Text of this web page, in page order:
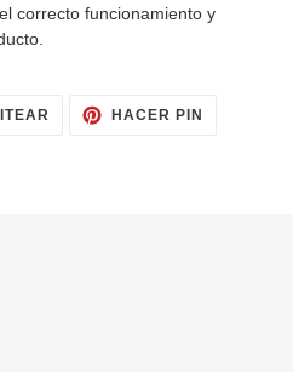
correcto funcionamiento y
TUITEARHACER PIN